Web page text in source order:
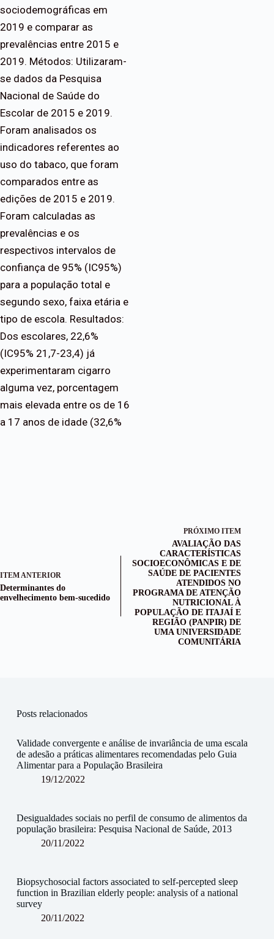
sociodemográficas em
2019 e comparar as
prevalências entre 2015 e
2019. Métodos: Utilizaram-
se dados da Pesquisa
Nacional de Saúde do
Escolar de 2015 e 2019.
Foram analisados os
indicadores referentes ao
uso do tabaco, que foram
comparados entre as
edições de 2015 e 2019.
Foram calculadas as
prevalências e os
respectivos intervalos de
confiança de 95% (IC95%)
para a população total e
segundo sexo, faixa etária e
tipo de escola. Resultados:
Dos escolares, 22,6%
(IC95% 21,7-23,4) já
experimentaram cigarro
alguma vez, porcentagem
mais elevada entre os de 16
a 17 anos de idade (32,6%
ITEM ANTERIOR
Determinantes do
envelhecimento bem-sucedido
PRÓXIMO ITEM
AVALIAÇÃO DAS
CARACTERÍSTICAS
SOCIOECONÔMICAS E DE
SAÚDE DE PACIENTES
ATENDIDOS NO
PROGRAMA DE ATENÇÃO
NUTRICIONAL À
POPULAÇÃO DE ITAJAÍ E
REGIÃO (PANPIR) DE
UMA UNIVERSIDADE
COMUNITÁRIA
Posts relacionados
Validade convergente e análise de invariância de uma escala
de adesão a práticas alimentares recomendadas pelo Guia
Alimentar para a População Brasileira
19/12/2022
Desigualdades sociais no perfil de consumo de alimentos da
população brasileira: Pesquisa Nacional de Saúde, 2013
20/11/2022
Biopsychosocial factors associated to self-percepted sleep
function in Brazilian elderly people: analysis of a national
survey
20/11/2022